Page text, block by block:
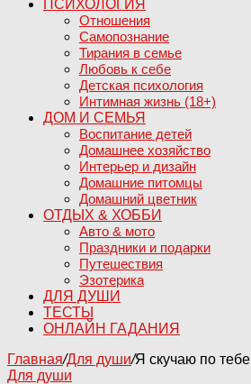
ПСИХОЛОГИЯ
Отношения
Самопознание
Тирания в семье
Любовь к себе
Детская психология
Интимная жизнь (18+)
ДОМ И СЕМЬЯ
Воспитание детей
Домашнее хозяйство
Интерьер и дизайн
Домашние питомцы
Домашний цветник
ОТДЫХ & ХОББИ
Авто & мото
Праздники и подарки
Путешествия
Эзотерика
ДЛЯ ДУШИ
ТЕСТЫ
ОНЛАЙН ГАДАНИЯ
Главная/Для души/Я скучаю по тебе
Для души